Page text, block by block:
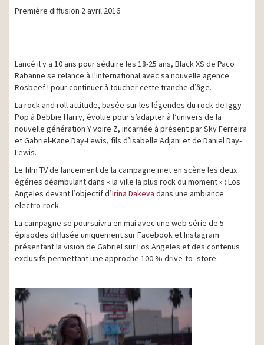
Première diffusion 2 avril 2016
Lancé il y a 10 ans pour séduire les 18-25 ans, Black XS de Paco
Rabanne se relance à l’international avec sa nouvelle agence
Rosbeef ! pour continuer à toucher cette tranche d’âge.
La rock and roll attitude, basée sur les légendes du rock de Iggy
Pop à Debbie Harry, évolue pour s’adapter à l’univers de la
nouvelle génération Y voire Z, incarnée à présent par Sky Ferreira
et Gabriel-Kane Day-Lewis, fils d’Isabelle Adjani et de Daniel Day-
Lewis.
Le film TV de lancement de la campagne met en scène les deux
égéries déambulant dans « la ville la plus rock du moment » : Los
Angeles devant l’objectif d’Irina Dakeva dans une ambiance
electro-rock.
La campagne se poursuivra en mai avec une web série de 5
épisodes diffusée uniquement sur Facebook et Instagram
présentant la vision de Gabriel sur Los Angeles et des contenus
exclusifs permettant une approche 100 % drive-to -store.